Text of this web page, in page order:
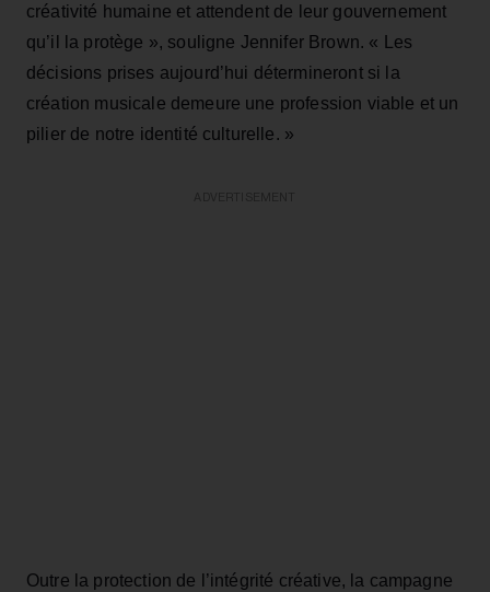
créativité humaine et attendent de leur gouvernement
qu’il la protège », souligne Jennifer Brown. « Les
décisions prises aujourd’hui détermineront si la
création musicale demeure une profession viable et un
pilier de notre identité culturelle. »
Outre la protection de l’intégrité créative, la campagne